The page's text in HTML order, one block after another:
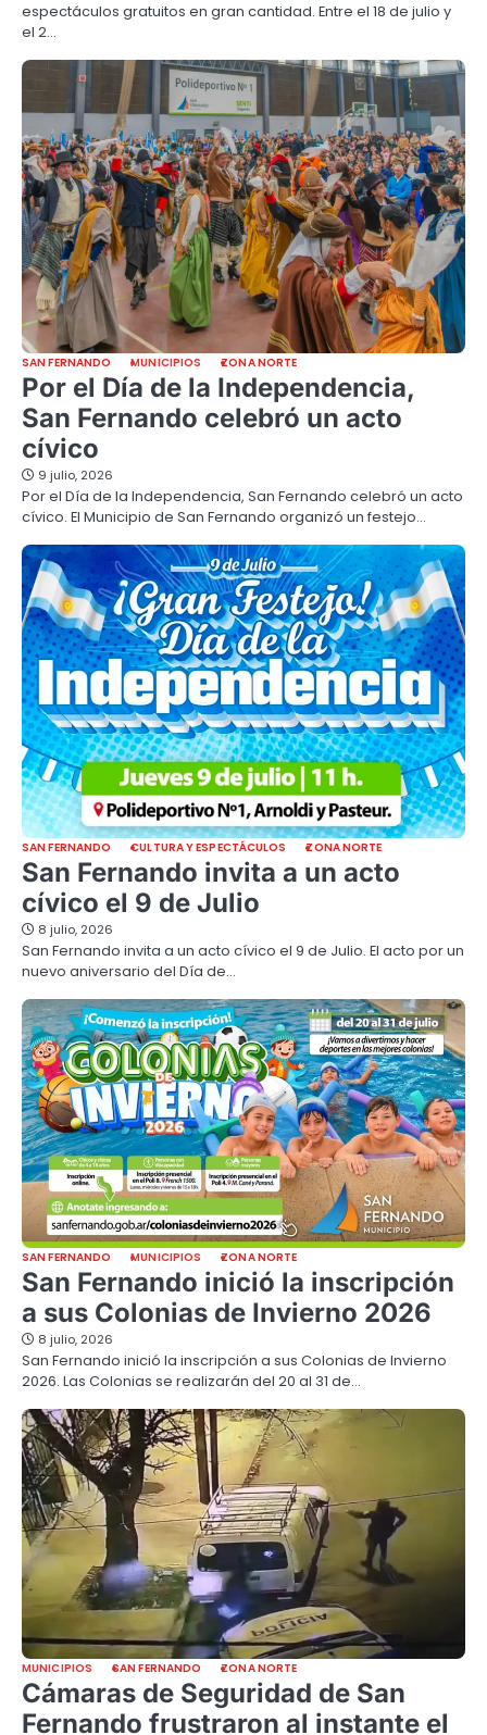
espectáculos gratuitos en gran cantidad. Entre el 18 de julio y
el 2…
SAN FERNANDO MUNICIPIOS ZONA NORTE
Por el Día de la Independencia,
San Fernando celebró un acto
cívico
9 julio, 2026
Por el Día de la Independencia, San Fernando celebró un acto
cívico. El Municipio de San Fernando organizó un festejo…
SAN FERNANDO CULTURA Y ESPECTÁCULOS ZONA NORTE
San Fernando invita a un acto
cívico el 9 de Julio
8 julio, 2026
San Fernando invita a un acto cívico el 9 de Julio. El acto por un
nuevo aniversario del Día de…
SAN FERNANDO MUNICIPIOS ZONA NORTE
San Fernando inició la inscripción
a sus Colonias de Invierno 2026
8 julio, 2026
San Fernando inició la inscripción a sus Colonias de Invierno
2026. Las Colonias se realizarán del 20 al 31 de…
MUNICIPIOS SAN FERNANDO ZONA NORTE
Cámaras de Seguridad de San
Fernando frustraron al instante el